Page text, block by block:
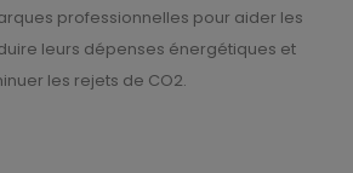
professionnelles pour aider les
leurs dépenses énergétiques et
les rejets de CO2.